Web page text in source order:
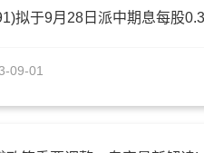
拟于9月28日派中期息每股
09-01